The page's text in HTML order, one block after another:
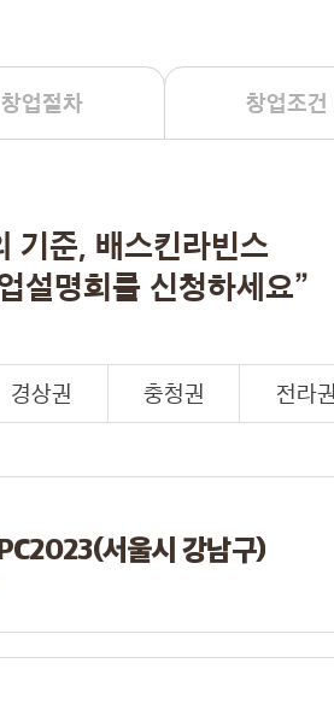
창업절차 창업조건
기준, 배스킨라빈스
설명회를 신청하세요”
경상권 충청권 전라권
서울시 강남구)